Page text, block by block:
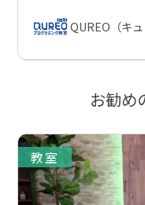
QUREO（キ
お勧め
教室